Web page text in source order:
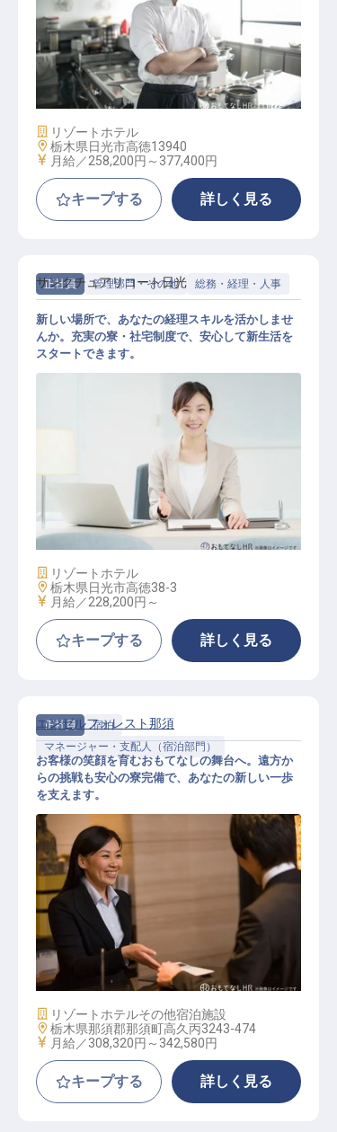
鉄板焼厨房
施設業態
リゾートホテル
勤務地
栃木県日光市高徳13940
給与
月給／258,200円～ 377,400円
キープする 詳しく見る
正社員 管理部門・その他 総務・経理・人事
経理（実務経験者）
サンクチュアリコート日光
新しい場所で、あなたの経理スキルを活かしませ
んか。充実の寮・社宅制度で、安心して新生活を
スタートできます。
施設業態
リゾートホテル
勤務地
栃木県日光市高徳38-3
給与
月給／228,200円～
キープする 詳しく見る
正社員
宿泊
マネージャー・支配人（宿泊部門）
管理職候補_フロント
エンゼルフォレスト那須
お客様の笑顔を育むおもてなしの舞台へ。遠方か
らの挑戦も安心の寮完備で、あなたの新しい一歩
を支えます。
施設業態
リゾートホテルその他宿泊施設
勤務地
栃木県那須郡那須町高久丙3243-474
給与
月給／308,320円～ 342,580円
キープする 詳しく見る